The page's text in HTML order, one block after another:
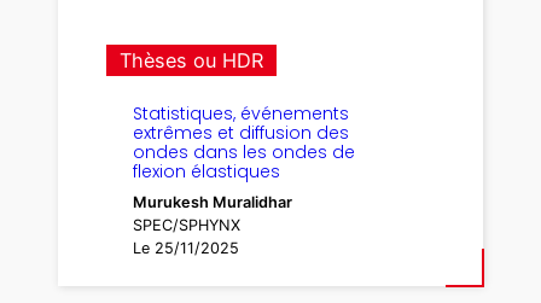
Thèses ou HDR
Statistiques, événements
extrêmes et diffusion des
ondes dans les ondes de
flexion élastiques
Murukesh Muralidhar
SPEC/SPHYNX
Le 25/11/2025